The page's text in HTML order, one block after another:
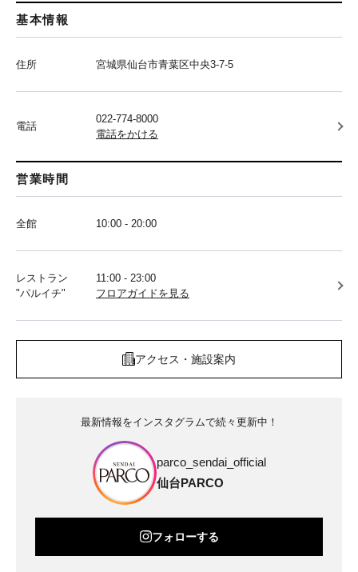
基本情報
住所 宮城県仙台市青葉区中央3-7-5
電話
022-774-8000
電話をかける
営業時間
全館 10:00 - 20:00
レストラン
"パルイチ"
11:00 - 23:00
フロアガイドを見る
アクセス・施設案内
最新情報をインスタグラムで続々更新中！
parco_sendai_official
仙台PARCO
フォローする